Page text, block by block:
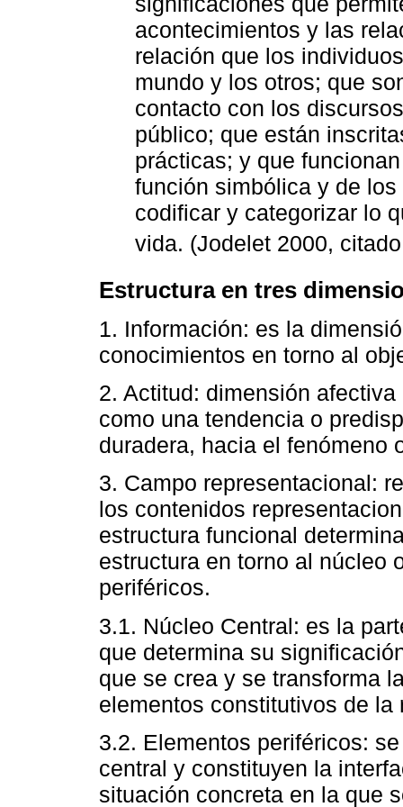
acontecimientos y las
relación que los
mundo y los otros; que
contacto con los
público; que están
prácticas; y que
función simbólica y de
codificar y categorizar lo
vida. (Jodelet 2000,
Estructura en tres
1. Información: es la
conocimientos en torno al
2. Actitud: dimensión
como una tendencia o
duradera, hacia el fenómeno
3. Campo representacional:
los contenidos
estructura funcional
estructura en torno al núcleo
periféricos.
3.1. Núcleo Central: es la
que determina su
que se crea y se transforma
elementos constitutivos de la
3.2. Elementos periféricos:
central y constituyen la
situación concreta en la que